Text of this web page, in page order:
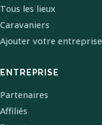
Tous les lieux
Caravaniers
Ajouter votre entreprise
ENTREPRISE
Partenaires
Affiliés